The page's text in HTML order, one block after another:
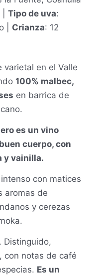
Tipo de uva:
| Crianza: 12
varietal en el Valle
100% malbec,
en barrica de
es un vino
cuerpo, con
y vainilla.
con matices
aromas de
y cerezas
Distinguido,
con notas de café
Es un